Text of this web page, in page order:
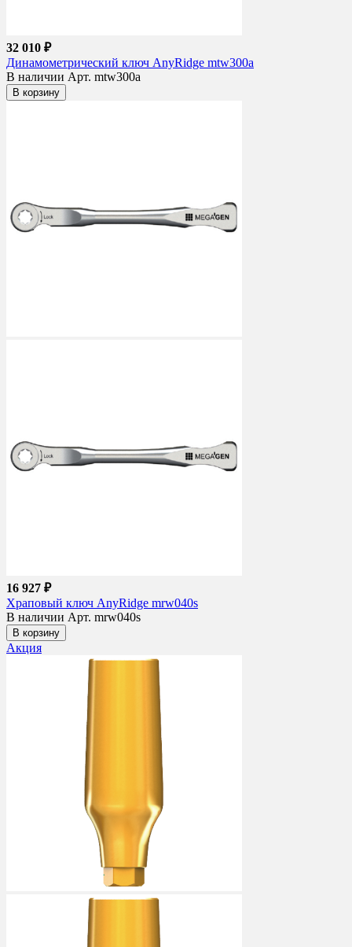
32 010 ₽
Динамометрический ключ AnyRidge mtw300a
В наличии Арт. mtw300a
В корзину
16 927 ₽
Храповый ключ AnyRidge mrw040s
В наличии Арт. mrw040s
В корзину
Акция